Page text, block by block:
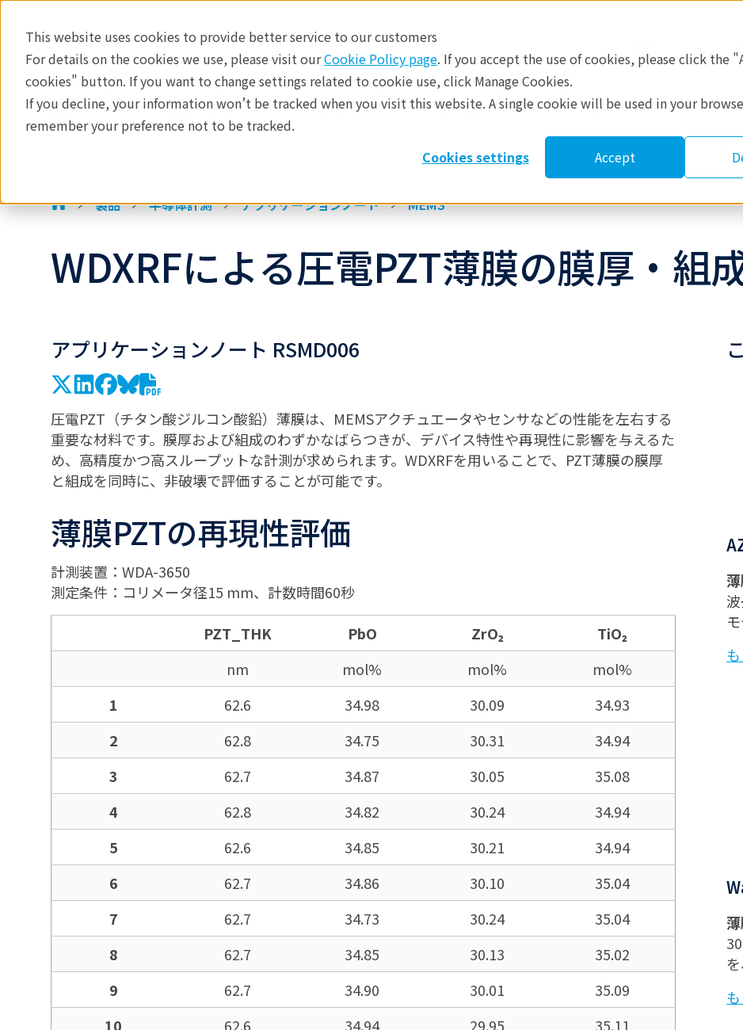
This website uses cookies to provide better service to our customers
For details on the cookies we use, please visit ourCookie Policy page. If you accept the use of cookies, please click the
cookies" button. If you want to change settings related to cookie use, click Manage Cookies.
If you decline, your information won’t be tracked when you visit this website. A single cookie will be used in your
remember your preference not to be tracked.
Cookies settings
Accept
日本語
製品 産業分野​ 分析手法​ 参考資料 修理・サポート
半導体計測装置
製品
アプリケーション
イベント
アプ
製品 半導体計測 アプリケーションノート MEMS
WDXRFによる圧電PZT薄膜の膜厚・組
アプリケーションノート RSMD006
圧電PZT（チタン酸ジルコン酸鉛）薄膜は、MEMSアクチュエータやセンサなどの性能を左右する
重要な材料です。膜厚および組成のわずかなばらつきが、デバイス特性や再現性に影響を与えるた
め、高精度かつ高スループットな計測が求められます。WDXRFを用いることで、PZT薄膜の膜厚
と組成を同時に、非破壊で評価することが可能です。
薄膜PZTの再現性評価
計測装置：WDA-3650
測定条件：コリメータ径15 mm、計数時間60秒
PZT_THK
PbO ZrO₂
TiO₂
nm
mol% mol%
mol%
1
62.6 34.98 30.09
34.93
2
62.8 34.75 30.31
34.94
3
62.7 34.87 30.05
35.08
4
62.8 34.82 30.24
34.94
5
62.6 34.85 30.21
34.94
6
62.7 34.86 30.10
35.04
7
62.7 34.73 30.24
35.04
8
62.7 34.85 30.13
35.02
9
62.7 34.90 30.01
35.09
10
62.6 34.94 29.95
35.11